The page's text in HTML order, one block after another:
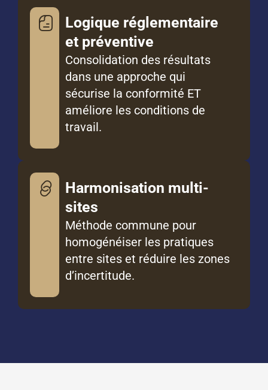
Logique réglementaire
et préventive
Consolidation des résultats
dans une approche qui
sécurise la conformité ET
améliore les conditions de
travail.
Harmonisation multi-
sites
Méthode commune pour
homogénéiser les pratiques
entre sites et réduire les zones
d’incertitude.